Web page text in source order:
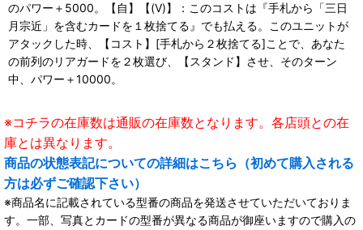
のパワー＋5000。【自】【(V)】：このコストは『手札から「三日
月宗近」を含むカードを１枚捨てる』でも払える。このユニットが
アタックした時、【コスト】[手札から２枚捨てる]ことで、あなた
の前列のリアガードを２枚選び、【スタンド】させ、そのターン
中、パワー＋10000。
※コチラの在庫数は通販の在庫数となります。各店頭との在
庫とは異なります。
商品の状態表記についての詳細はこちら（初めて購入される
方は必ずご確認下さい）
※商品名に記載されている型番の商品を発送させていただいておりま
す。一部、写真とカードの型番が異なる商品が御座いますので購入の